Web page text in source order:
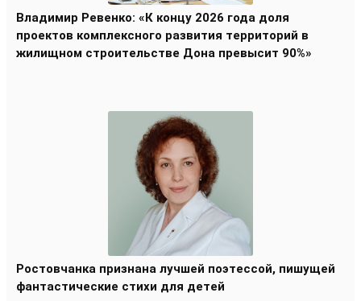
Владимир Ревенко: «К концу 2026 года доля
проектов комплексного развития территорий в
жилищном строительстве Дона превысит 90%»
Ростовчанка признана лучшей поэтессой, пишущей
фантастические стихи для детей